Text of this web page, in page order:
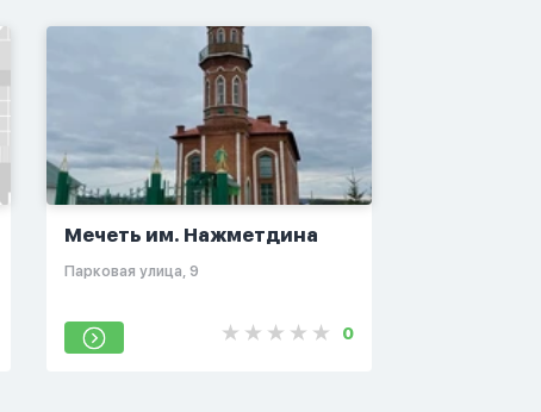
Мечеть им. Нажметдина
Парковая улица, 9
0